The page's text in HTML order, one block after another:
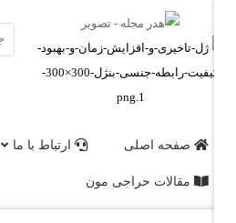
صفحه اصلی ارتباط با ما
مقالات حراجی مون